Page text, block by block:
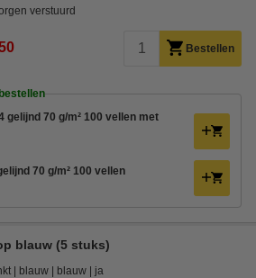
verstuurd
Bestellen
70 g/m² 100 vellen met
70 g/m² 100 vellen
blauw (5 stuks)
blauw blauw ja